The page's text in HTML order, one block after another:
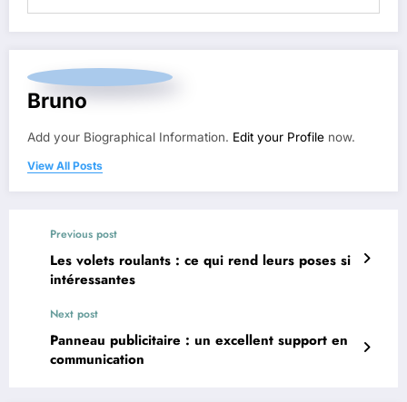
Bruno
Add your Biographical Information. Edit your Profile now.
View All Posts
Previous post
Les volets roulants : ce qui rend leurs poses si
intéressantes
Next post
Panneau publicitaire : un excellent support en
communication